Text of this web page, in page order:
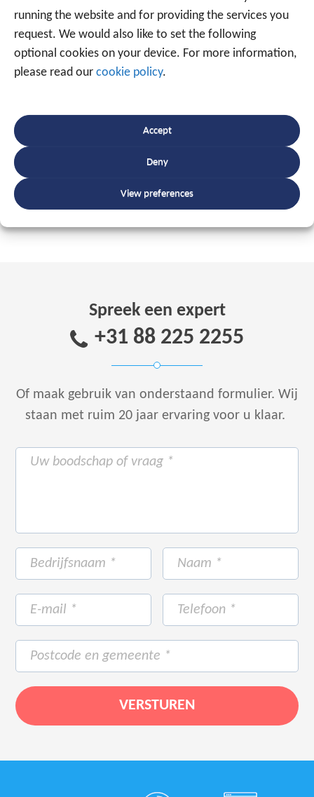
running the website and for providing the services you
request. We would also like to set the following
optional cookies on your device. For more information,
please read our cookie policy.
Accept
Deny
View preferences
BANDENSPANNINGSCONTROLESYSTEEM
Ontdek ook alles over:
Spreek een expert
+31 88 225 2255
Of maak gebruik van onderstaand formulier. Wij
staan met ruim 20 jaar ervaring voor u klaar.